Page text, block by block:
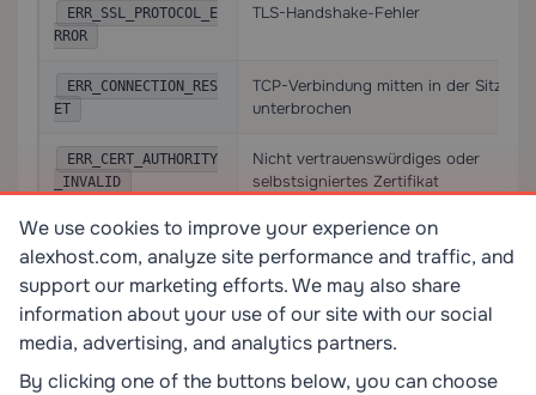
ERR_SSL_PROTOCOL_E
RROR
TLS-Handshake-Fehler
ERR_CONNECTION_RES
ET
TCP-Verbindung mitten in der Sitzung
unterbrochen
ERR_CERT_AUTHORITY
_INVALID
Nicht vertrauenswürdiges oder
selbstsigniertes Zertifikat
ERR_QUIC_PROTOCOL_
ERROR
QUIC/HTTP3-Sitzungsfehler
Für Websites, bei denen QUIC Instabilität verursacht,
können Sie es unter
chrome://flags/#enable-quic
We use cookies to improve your experience on
alexhost.com, analyze site performance and traffic, and
support our marketing efforts. We may also share
information about your use of our site with our social
media, advertising, and analytics partners.
By clicking one of the buttons below, you can choose